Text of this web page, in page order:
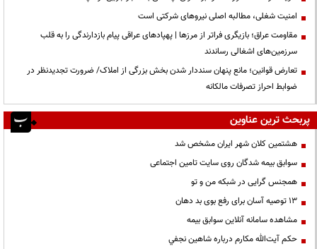
‌امنیت شغلی، مطالبه اصلی نیروهای شرکتی است
مقاومت عراق؛ بازیگری فراتر از مرزها | پهپادهای عراقی پیام بازدارندگی را به قلب
سرزمین‌های اشغالی رساندند
تعارض قوانین؛ مانع پنهان سنددار شدن بخش بزرگی از املاک/ ضرورت تجدیدنظر در
ضوابط احراز تصرفات مالکانه
پربحث ترین عناوین
هشتمین کلان شهر ایران مشخص شد
سوابق بیمه شدگان روی سایت تامین اجتماعی
همجنس گرایی در شبکه من و تو
13 توصیه آسان برای رفع بوی بد دهان
مشاهده سامانه آنلاين سوابق بیمه
حكم آيت‌الله مكارم درباره شاهين نجفي